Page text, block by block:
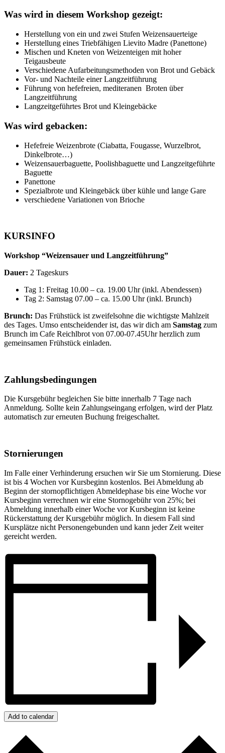
Was wird in diesem Workshop gezeigt:
Herstellung von ein und zwei Stufen Weizensauerteige
Herstellung eines Triebfähigen Lievito Madre (Panettone)
Mischen und Kneten von Weizenteigen mit hoher
Teigausbeute
Verschiedene Aufarbeitungsmethoden von Brot und Gebäck
Vor- und Nachteile einer Langzeitführung
Führung von hefefreien, mediteranen Broten über
Langzeitführung
Langzeitgeführtes Brot und Kleingebäcke
Was wird gebacken:
Hefefreie Weizenbrote (Ciabatta, Fougasse, Wurzelbrot,
Dinkelbrote…)
Weizensauerbaguette, Poolishbaguette und Langzeitgeführte
Baguette
Panettone
Spezialbrote und Kleingebäck über kühle und lange Gare
verschiedene Variationen von Brioche
KURSINFO
Workshop “Weizensauer und Langzeitführung”
Dauer: 2 Tageskurs
Tag 1: Freitag 10.00 – ca. 19.00 Uhr (inkl. Abendessen)
Tag 2: Samstag 07.00 – ca. 15.00 Uhr (inkl. Brunch)
Brunch: Das Frühstück ist zweifelsohne die wichtigste Mahlzeit
des Tages. Umso entscheidender ist, das wir dich am Samstag zum
Brunch im Cafe Reichlbrot von 07.00-07.45Uhr herzlich zum
gemeinsamen Frühstück einladen.
Zahlungsbedingungen
Die Kursgebühr begleichen Sie bitte innerhalb 7 Tage nach
Anmeldung. Sollte kein Zahlungseingang erfolgen, wird der Platz
automatisch zur erneuten Buchung freigeschaltet.
Stornierungen
Im Falle einer Verhinderung ersuchen wir Sie um Stornierung. Diese
ist bis 4 Wochen vor Kursbeginn kostenlos. Bei Abmeldung ab
Beginn der stornopflichtigen Abmeldephase bis eine Woche vor
Kursbeginn verrechnen wir eine Stornogebühr von 25%; bei
Abmeldung innerhalb einer Woche vor Kursbeginn ist keine
Rückerstattung der Kursgebühr möglich. In diesem Fall sind
Kursplätze nicht Personengebunden und kann jeder Zeit weiter
gereicht werden.
Add to calendar